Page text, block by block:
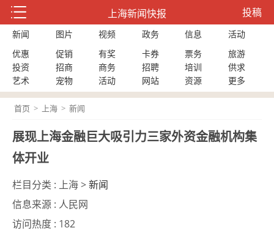
上海新闻快报 投稿
新闻 图片 视频 政务 信息
活动
优惠
促销 有奖 卡券 票务
旅游
投资
招商 商务 招聘 培训
供求
艺术
宠物 活动 网站 资源 更多
首页 > 上海 > 新闻
展现上海金融巨大吸引力三家外资金融机构集
体开业
栏目分类 : 上海 >新闻
信息来源 : 人民网
访问热度 : 182